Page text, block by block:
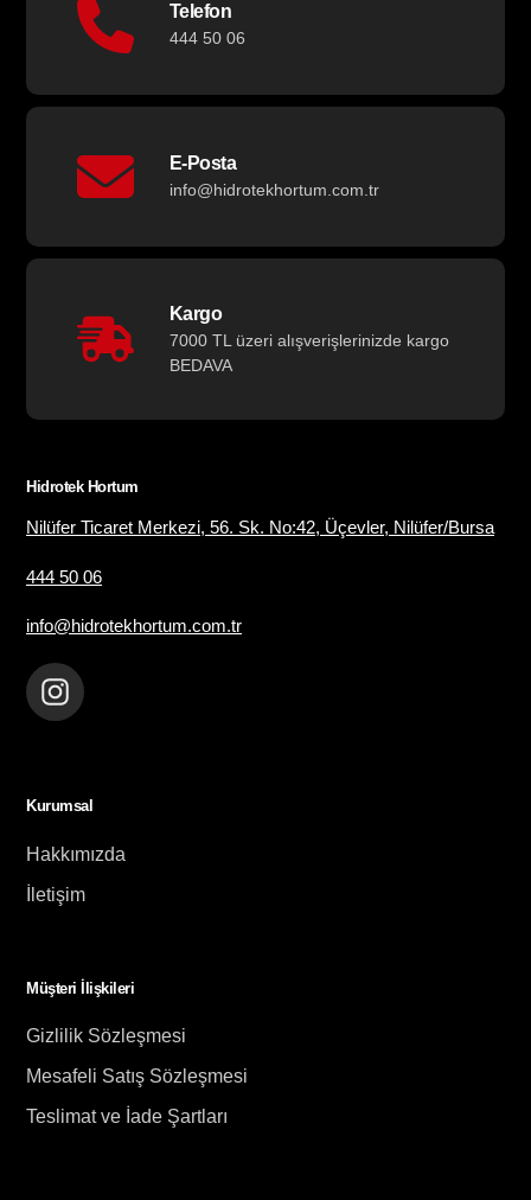
Telefon
444 50 06
E-Posta
info@hidrotekhortum.com.tr
Kargo
7000 TL üzeri alışverişlerinizde kargo
BEDAVA
Hidrotek Hortum
Nilüfer Ticaret Merkezi, 56. Sk. No:42, Üçevler, Nilüfer/Bursa
444 50 06
info@hidrotekhortum.com.tr
Instagram
Kurumsal
Hakkımızda
İletişim
Müşteri İlişkileri
Gizlilik Sözleşmesi
Mesafeli Satış Sözleşmesi
Teslimat ve İade Şartları